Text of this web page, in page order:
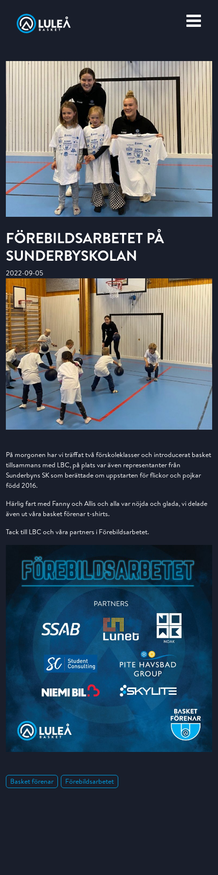
MERCH
FÖREBILDSARBETET PÅ
SUNDERBYSKOLAN
2022-09-05
På morgonen har vi träffat två förskoleklasser och introducerat basket
tillsammans med LBC, på plats var även representanter från
Sunderbyns SK som berättade om uppstarten för flickor och pojkar
född 2016.
Härlig fart med Fanny och Allis och alla var nöjda och glada, vi delade
även ut våra basket förenar t-shirts.
Tack till LBC och våra partners i Förebildsarbetet.
Basket förenar Förebildsarbetet